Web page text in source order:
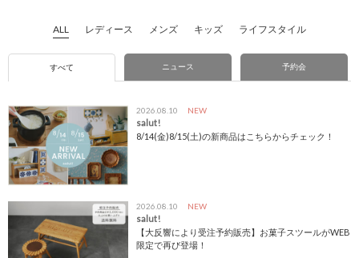
ALL レディース メンズ キッズ ライフスタイル
すべて ニュース 予約会
2026.08.10 NEW
salut!
8/14(金)8/15(土)の新商品はこちらからチェック！
2026.08.10 NEW
salut!
【大反響により受注予約販売】お菓子スツールがWEB
限定で再び登場！